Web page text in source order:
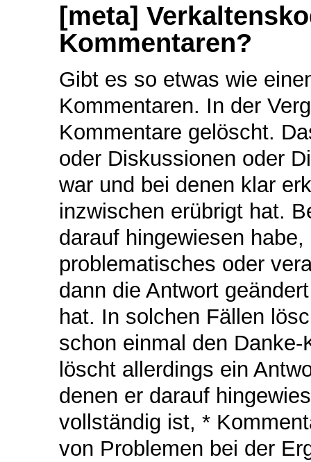
[meta]
Kommentaren?
Gibt es so etwas wie
Kommentaren. In der
Kommentare gelöscht.
oder Diskussionen oder
war und bei denen klar
inzwischen erübrigt hat.
darauf hingewiesen
problematisches oder
dann die Antwort
hat. In solchen Fällen
schon einmal den
löscht allerdings ein
denen er darauf
vollständig ist, *
von Problemen bei der